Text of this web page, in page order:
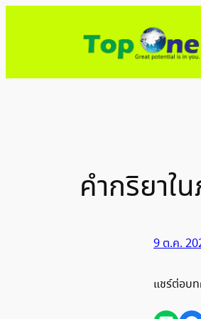
คำกริยาใ
9 ต.ค.
แชร์ต่อบ